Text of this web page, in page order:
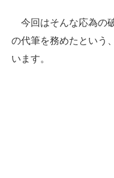
今回はそんな応為の
の代筆を務めたという
います。